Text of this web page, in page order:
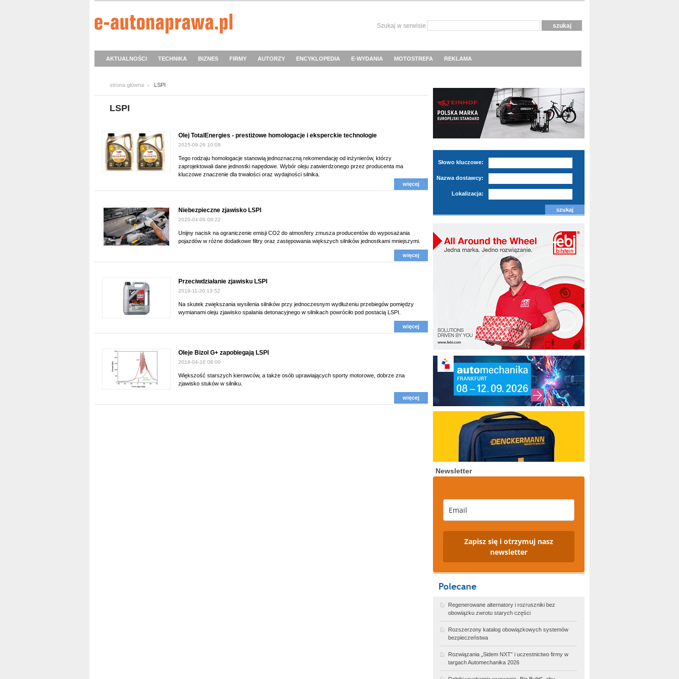
Szukaj w serwisie
AKTUALNOŚCI TECHNIKA BIZNES FIRMY AUTORZY ENCYKLOPEDIA E-WYDANIA MOTOSTREFA REKLAMA
strona główna LSPI
LSPI
Olej TotalEnergies - prestiżowe homologacje i eksperckie technologie
2025-09-26 10:08
Tego rodzaju homologacje stanowią jednoznaczną rekomendację od inżynierów, którzy
zaprojektowali dane jednostki napędowe. Wybór oleju zatwierdzonego przez producenta ma
kluczowe znaczenie dla trwałości oraz wydajności silnika.
więcej
Niebezpieczne zjawisko LSPI
2020-04-06 08:22
Unijny nacisk na ograniczenie emisji CO2 do atmosfery zmusza producentów do wyposażania
pojazdów w różne dodatkowe filtry oraz zastępowania większych silników jednostkami mniejszymi.
więcej
Przeciwdziałanie zjawisku LSPI
2019-11-20 13:52
Na skutek zwiększania wysilenia silników przy jednoczesnym wydłużeniu przebiegów pomiędzy
wymianami oleju zjawisko spalania detonacyjnego w silnikach powróciło pod postacią LSPI.
więcej
Oleje Bizol G+ zapobiegają LSPI
2018-04-16 08:00
Większość starszych kierowców, a także osób uprawiających sporty motorowe, dobrze zna
zjawisko stuków w silniku.
więcej
Słowo kluczowe:
Nazwa dostawcy:
Lokalizacja:
Newsletter
Zapisz się i otrzymuj nasz
newsletter
Regenerowane alternatory i rozruszniki bez
obowiązku zwrotu starych części
Rozszerzony katalog obowiązkowych systemów
bezpieczeństwa
Rozwiązania „Sidem NXT” i uczestnictwo firmy w
targach Automechanika 2026